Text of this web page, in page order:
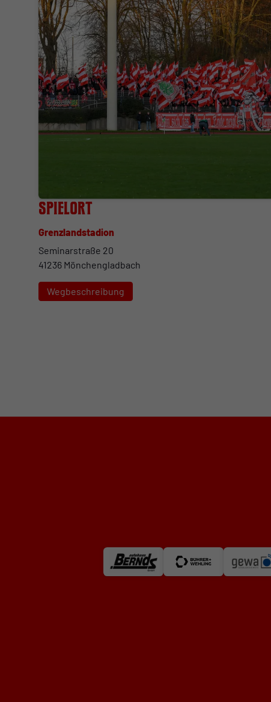
Spielort
Grenzlandstadion
Seminarstraße 20
41236 Mönchengladbach
Wegbeschreibung